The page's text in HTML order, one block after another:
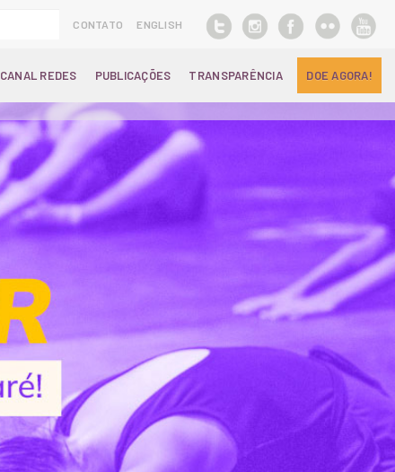
CONTATO ENGLISH
CANAL REDES PUBLICAÇÕES TRANSPARÊNCIA DOE AGORA!